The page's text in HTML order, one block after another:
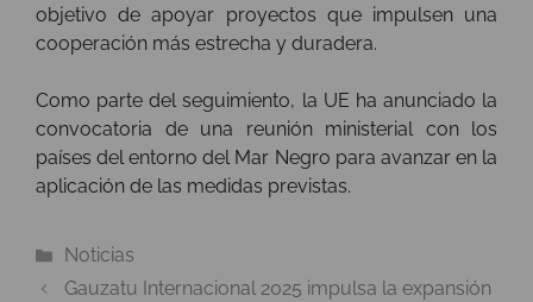
objetivo de apoyar proyectos que impulsen una
cooperación más estrecha y duradera.
Como parte del seguimiento, la UE ha anunciado la
convocatoria de una reunión ministerial con los
países del entorno del Mar Negro para avanzar en la
aplicación de las medidas previstas.
Categorías
Noticias
Gauzatu Internacional 2025 impulsa la expansión